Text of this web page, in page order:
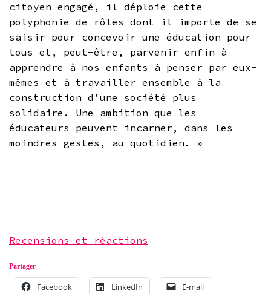
citoyen engagé, il déploie cette
polyphonie de rôles dont il importe de se
saisir pour concevoir une éducation pour
tous et, peut-être, parvenir enfin à
apprendre à nos enfants à penser par eux-
mêmes et à travailler ensemble à la
construction d’une société plus
solidaire. Une ambition que les
éducateurs peuvent incarner, dans les
moindres gestes, au quotidien. »
Recensions et réactions
Partager
Facebook LinkedIn E-mail